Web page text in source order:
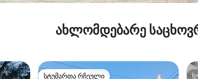
ახლომდებარე
სტუმართა რჩეული